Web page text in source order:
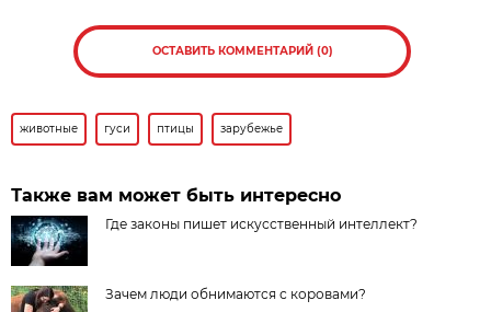
ОСТАВИТЬ КОММЕНТАРИЙ (0)
животные гуси птицы зарубежье
Также вам может быть интересно
Где законы пишет искусственный интеллект?
Зачем люди обнимаются с коровами?